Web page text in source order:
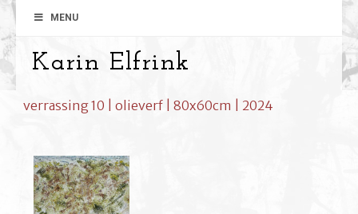
MENU
Karin Elfrink
verrassing 10 | olieverf | 80x60cm | 2024